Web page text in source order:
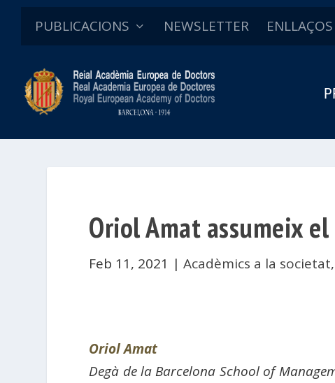
PUBLICACIONS NEWSLETTER ENLLAÇOS
Oriol Amat assumeix el
Feb 11, 2021 |Acadèmics a la societat,
Oriol Amat
Degà de la Barcelona School of